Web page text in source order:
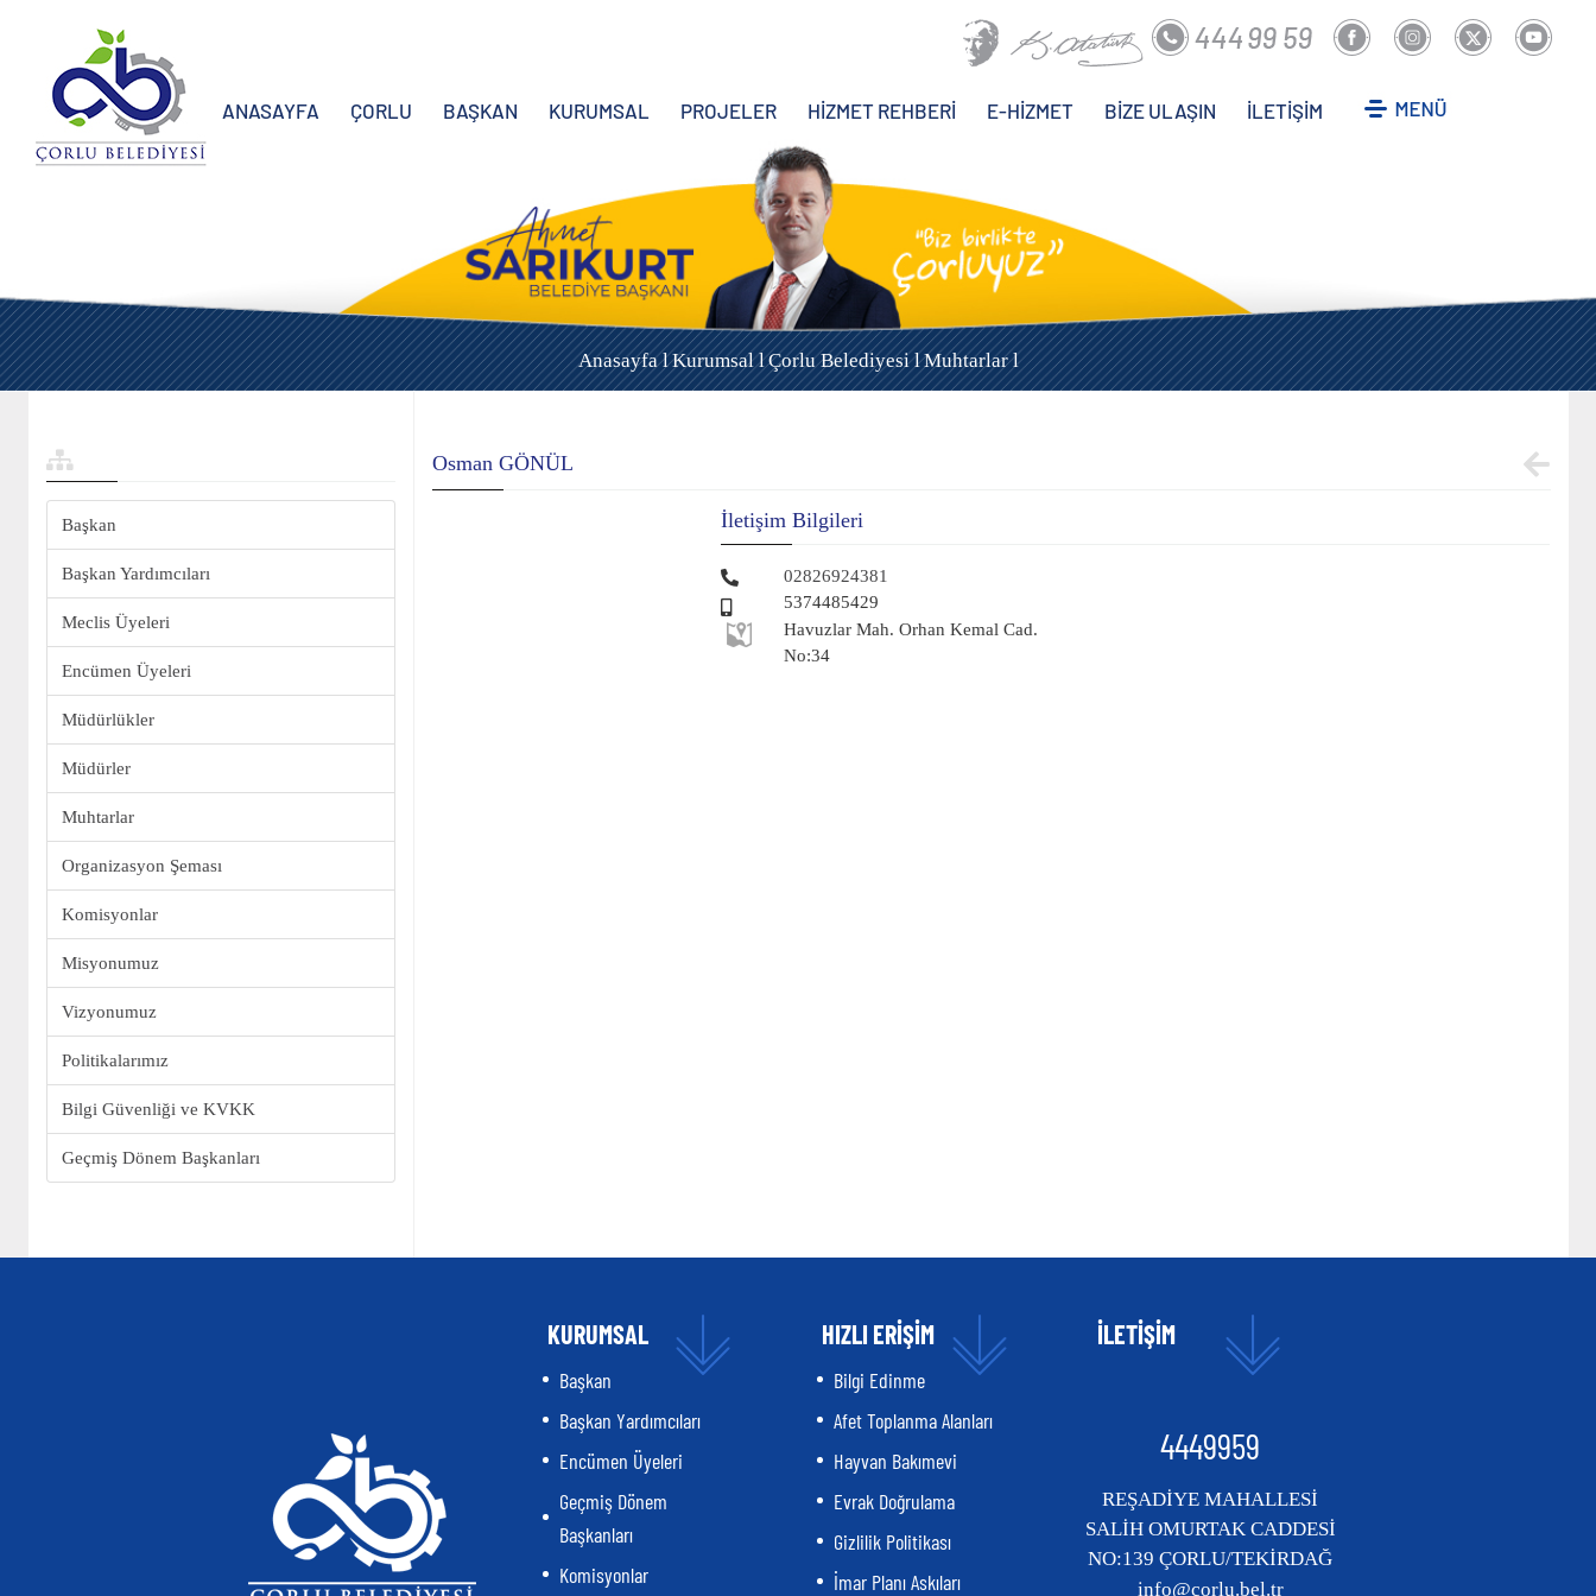
ANASAYFA ÇORLU BAŞKAN KURUMSAL PROJELER HİZMET REHBERİ E-HİZMET BİZE ULAŞIN İLETİŞİM
Anasayfa lKurumsal lÇorlu Belediyesi lMuhtarlar l
Başkan
Başkan Yardımcıları
Meclis Üyeleri
Encümen Üyeleri
Müdürlükler
Müdürler
Muhtarlar
Organizasyon Şeması
Komisyonlar
Misyonumuz
Vizyonumuz
Politikalarımız
Bilgi Güvenliği ve KVKK
Geçmiş Dönem Başkanları
Osman GÖNÜL
İletişim Bilgileri
02826924381
5374485429
Havuzlar Mah. Orhan Kemal Cad.
No:34
KURUMSAL
Başkan
Başkan Yardımcıları
Encümen Üyeleri
Geçmiş Dönem
Başkanları
Komisyonlar
HIZLI ERİŞİM
Bilgi Edinme
Afet Toplanma Alanları
Hayvan Bakımevi
Evrak Doğrulama
Gizlilik Politikası
İmar Planı Askıları
İLETİŞİM
4449959
REŞADİYE MAHALLESİ
SALİH OMURTAK CADDESİ
NO:139 ÇORLU/TEKİRDAĞ
info@corlu.bel.tr